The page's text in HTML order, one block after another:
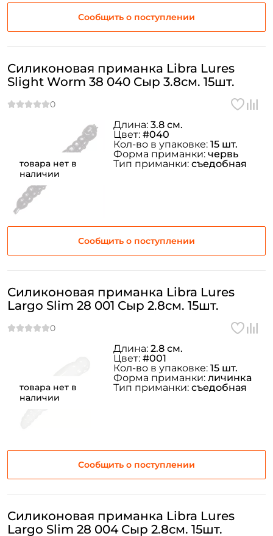
Сообщить о поступлении
товара нет в
наличии
Силиконовая приманка Libra Lures
Slight Worm 38 040 Сыр 3.8см. 15шт.
Сообщить о поступлении
Длина: 3.8 см.
Цвет: #040
Кол-во в упаковке: 15 шт.
Форма приманки: червь
Тип приманки: съедобная
товара нет в
наличии
Силиконовая приманка Libra Lures
Largo Slim 28 001 Сыр 2.8см. 15шт.
Сообщить о поступлении
Длина: 2.8 см.
Цвет: #001
Кол-во в упаковке: 15 шт.
Форма приманки: личинка
Тип приманки: съедобная
Силиконовая приманка Libra Lures
Largo Slim 28 004 Сыр 2.8см. 15шт.